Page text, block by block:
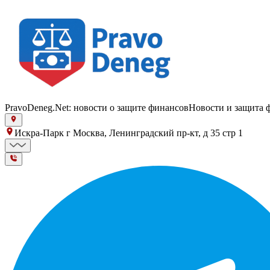
PravoDeneg.Net: новости о защите финансовНовости и защита
Искра-Парк г Москва, Ленинградский пр-кт, д 35 стр 1